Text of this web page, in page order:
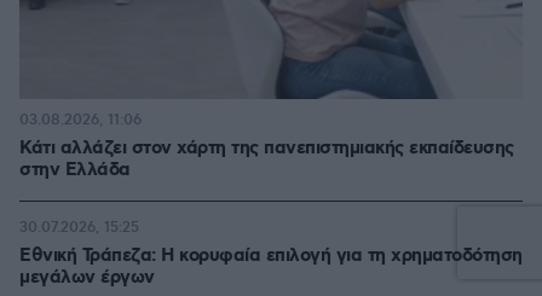
Κάτι αλλάζει στον χάρτη της πανεπιστημιακής εκπαίδευσης
στην Ελλάδα
03.08.2026, 11:06
Εθνική Τράπεζα: Η κορυφαία επιλογή για τη χρηματοδότηση
μεγάλων έργων
30.07.2026, 15:25